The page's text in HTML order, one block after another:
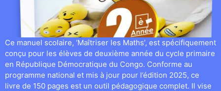
Ce manuel scolaire, ‘Maîtriser les Maths’, est spécifiquement
conçu pour les élèves de deuxième année du cycle primaire
en République Démocratique du Congo. Conforme au
programme national et mis à jour pour l’édition 2025, ce
livre de 150 pages est un outil pédagogique complet. Il vise